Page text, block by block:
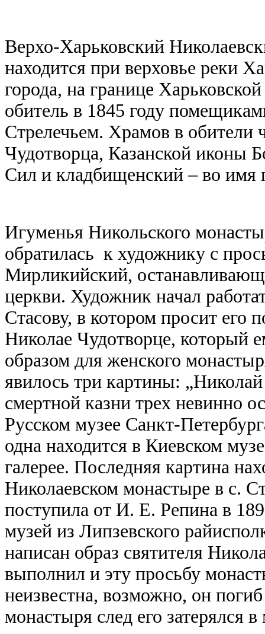
Верхо-Харьковский
находится при верховье реки
города, на границе
обитель в 1845 году
Стрелечьем. Храмов в обители
Чудотворца, Казанской иконы
Сил и кладбищенский – во имя
Игуменья Никольского
обратилась к художнику с
Мирликийский,
церкви. Художник начал
Стасову, в котором просит его
Николае Чудотворце, который
образом для женского
явилось три картины:
смертной казни трех невинно
Русском музее Санкт-
одна находится в Киевском
галерее. Последняя картина
Николаевском монастыре в с.
поступила от И. Е. Репина в
музей из Липзевского
написан образ святителя
выполнил и эту просьбу
неизвестна, возможно, он
монастыря след его затерялся